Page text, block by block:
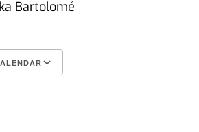
Bartolomé